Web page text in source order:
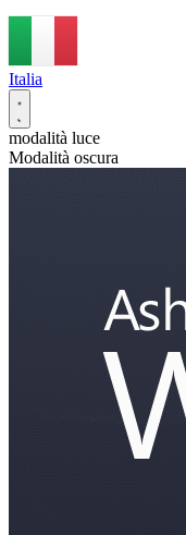
Italia
modalità luce
Modalità oscura